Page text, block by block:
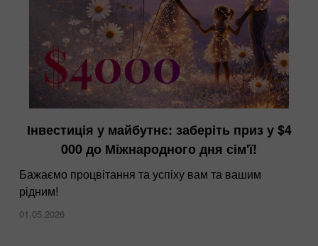
ІнстаФорекс на виставці Dubai Forex Expo
Інвестиція у майбутнє: заберіть приз у $4
000 до Міжнародного дня сім'ї!
Бажаємо процвітання та успіху вам та вашим
рідним!
01.05.2026